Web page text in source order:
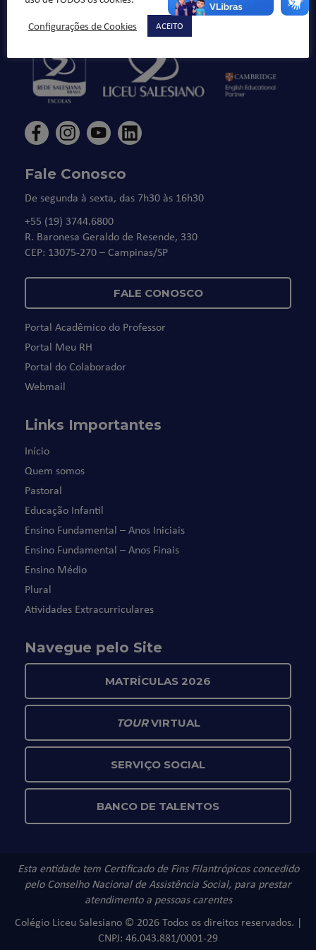
Fale Conosco
De segunda à sexta, das 7h30 às 16h30
+55 (19) 3744.6800
R. Baronesa Geraldo de Resende, 330
CEP: 13075-270 – Campinas/SP
FALE CONOSCO
Portal Acadêmico do Professor
Portal Meu RH
Portal do Colaborador
Webmail
Links Importantes
Início
Quem somos
Pastoral
Educação Infantil
Ensino Fundamental – Anos Iniciais
Ensino Fundamental – Anos Finais
Ensino Médio
Plural
Atividades Extracurriculares
Navegue pelo Site
MATRÍCULAS 2026
TOURVIRTUAL
SERVIÇO SOCIAL
BANCO DE TALENTOS
Esta entidade tem Certificado de Fins Filantrópicos concedido
pelo Conselho Nacional de Assistência Social, para prestar
atendimento a pessoas carentes
Colégio Liceu Salesiano © 2026 Todos os direitos reservados. |
CNPJ: 46.043.881/0001-29
Configurações de Cookies
ACEITO